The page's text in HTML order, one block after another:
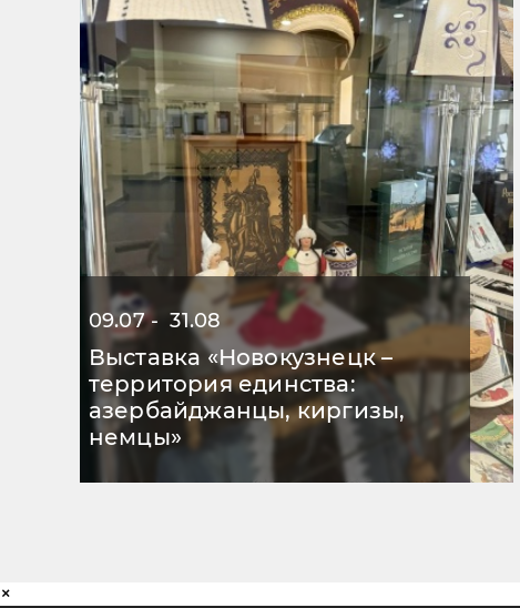
09.07 - 31.08
Выставка «Новокузнецк –
территория единства:
азербайджанцы, киргизы,
немцы»
×